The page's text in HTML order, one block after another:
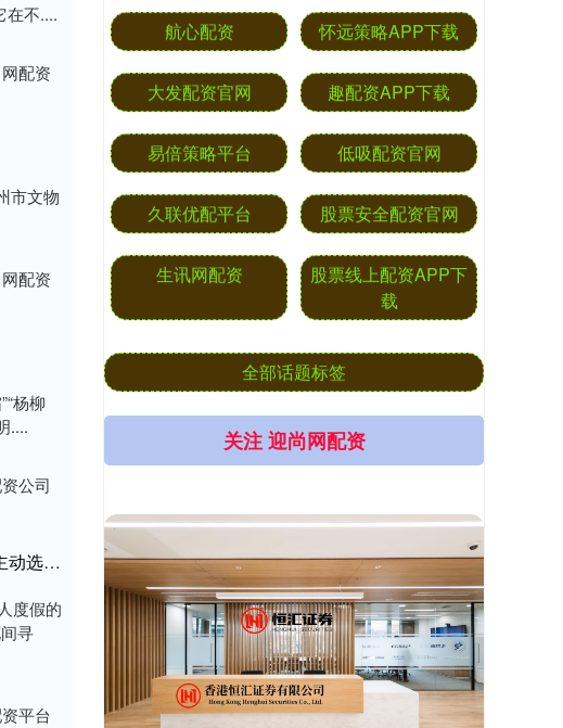
在不....
配资
市文物
配资
杨柳
....
公司
万盈配资官网 汉服踏青成春日胜景 年轻人对传统文化喜爱从“被动接触”转向“主动选择”
度假的
寻
平台
航心配资 怀远策略APP下载
大发配资官网 趣配资APP下载
易倍策略平台 低吸配资官网
久联优配平台 股票安全配资官网
生讯网配资
股票线上配资APP下
载
全部话题标签
关注 迎尚网配资